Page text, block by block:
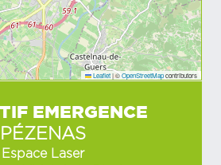
Leaflet|©OpenStreetMapcontributors
EMERGENCE
PÉZENAS
Espace Laser